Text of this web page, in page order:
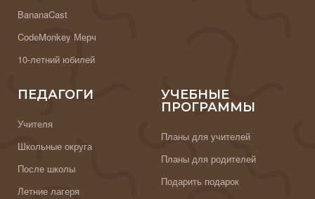
BananaCast
CodeMonkey Мерч
10-летний юбилей
ПЕДАГОГИ
Учителя
Школьные округа
После школы
Летние лагеря
УЧЕБНЫЕ
ПРОГРАММЫ
Планы для учителей
Планы для родителей
Подарить подарок